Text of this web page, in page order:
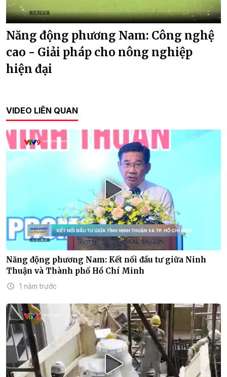
Năng động phương Nam: Công nghệ
cao - Giải pháp cho nông nghiệp
hiện đại
VIDEO LIÊN QUAN
Năng động phương Nam: Kết nối đầu tư giữa Ninh
Thuận và Thành phố Hồ Chí Minh
1 năm trước